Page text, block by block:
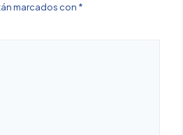
marcados con *